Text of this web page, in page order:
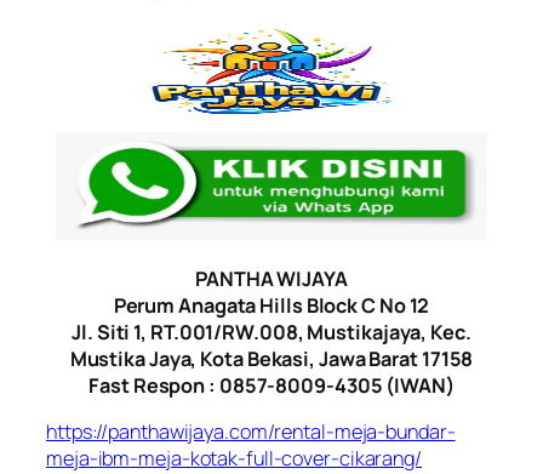
PANTHA WIJAYA
Perum Anagata Hills Block C No 12
Jl. Siti 1, RT.001/RW.008, Mustikajaya, Kec.
Mustika Jaya, Kota Bekasi, Jawa Barat 17158
Fast Respon : 0857-8009-4305 (IWAN)
https://panthawijaya.com/rental-meja-bundar-
meja-ibm-meja-kotak-full-cover-cikarang/